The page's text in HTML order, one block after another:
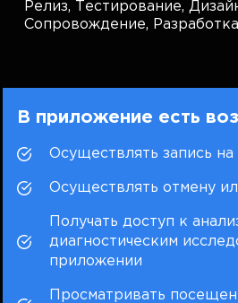
Релиз, Тестирование,
Сопровождение, Разработка
В приложение есть
Осуществлять запись
Осуществлять отмену
Получать доступ к
диагностическим
приложении
Просматривать